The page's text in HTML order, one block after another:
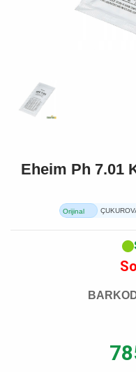
Eheim Ph 7.01
Orijinal